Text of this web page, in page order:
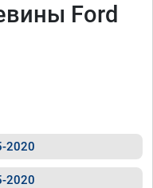
Ford
2020
2020